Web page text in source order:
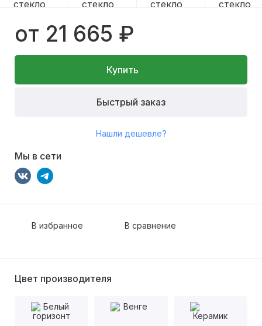
от 21 665 ₽
Купить
Быстрый заказ
Нашли дешевле?
Мы в сети
В избранное В сравнение
Цвет производителя